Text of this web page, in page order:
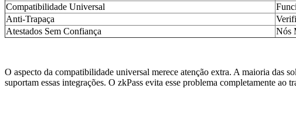
Compatibilidade Universal
Anti-Trapaça
Atestados Sem Confiança
Nós
O aspecto da compatibilidade universal merece atenção extra. A maioria das
suportam essas integrações. O zkPass evita esse problema completamente